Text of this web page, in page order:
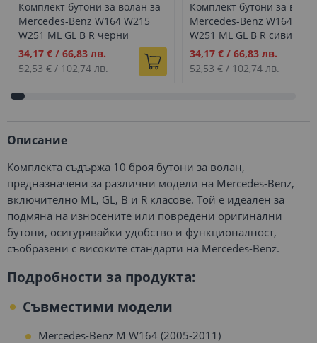
Комплект бутони за волан за
Mercedes-Benz W164 W215
W251 ML GL B R черни
Промо
цена
34,17 € / 66,83 лв.
52,53 €/102,74 лв.
Комплект бутони за
Mercedes-Benz W164
W251 ML GL B R сиви
Промо
цена
34,17 €/ 66,83 лв.
52,53 €/102,74 лв.
Описание
Комплекта съдържа 10 броя бутони за волан,
предназначени за различни модели на Mercedes-Benz,
включително ML, GL, B и R класове. Той е идеален за
подмяна на износените или повредени оригинални
бутони, осигурявайки удобство и функционалност,
съобразени с високите стандарти на Mercedes-Benz.
Подробности за продукта:
Съвместими модели
Mercedes-Benz M W164 (2005-2011)